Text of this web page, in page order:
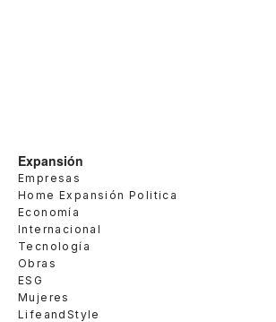
Expansión
Empresas
Home Expansión Politica
Economía
Internacional
Tecnología
Obras
ESG
Mujeres
LifeandStyle